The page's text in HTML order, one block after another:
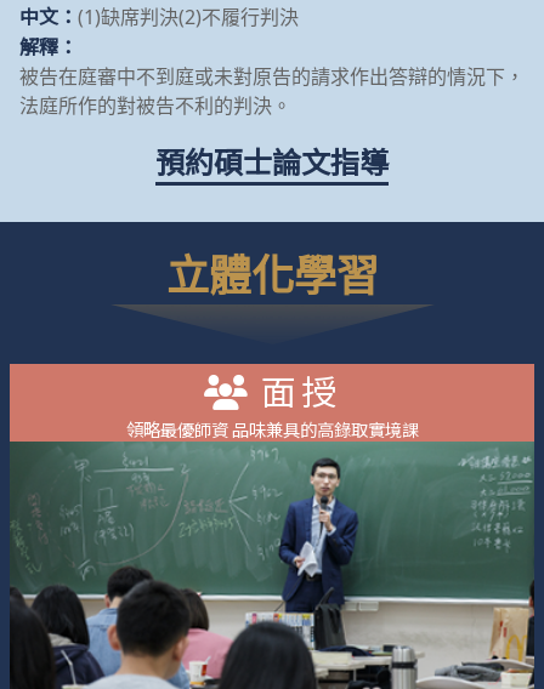
中文： (1)缺席判決(2)不履行判決
解釋：
被告在庭審中不到庭或未對原告的請求作出答辯的情況下，
法庭所作的對被告不利的判決。
預約碩士論文指導
立體化學習
面授
領略最優師資 品味兼具的高錄取實境課